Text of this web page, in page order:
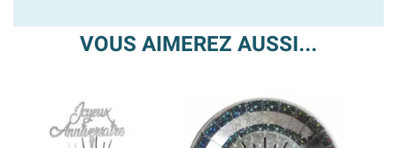
VOUS AIMEREZ AUSSI...